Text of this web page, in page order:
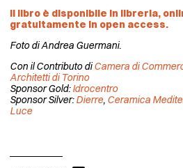
Il libro è disponibile in libreria,
gratuitamente in open access.
Foto di Andrea Guermani.
Con il Contributo diCamera di
Architetti di Torino
Sponsor Gold:Idrocentro
Sponsor Silver:Dierre, Ceramica
Luce